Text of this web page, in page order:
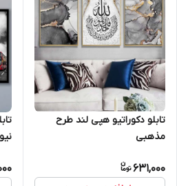
تابلو دکوراتیو هپی لند طرح
مذهبی
631,000